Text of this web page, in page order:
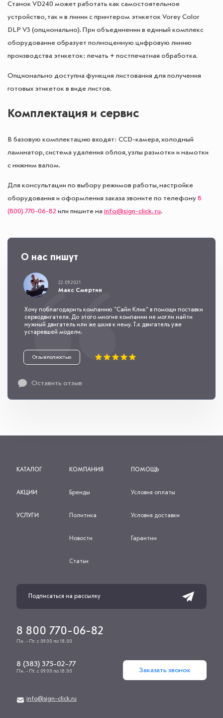
Станок VD240 может работать как самостоятельное
устройство, так и в линии с принтером этикеток Vorey Color
DLP V3 (опционально). При объединении в единый комплекс
оборудование образует полноценную цифровую линию
производства этикеток: печать + постпечатная обработка.
Опционально доступна функция листования для получения
готовых этикеток в виде листов.
Комплектация и сервис
В базовую комплектацию входят: CCD-камера, холодный
ламинатор, система удаления облоя, узлы размотки и намотки
с нижним валом.
Для консультации по выбору режимов работы, настройке
оборудования и оформления заказа звоните по телефону 8
(800) 770-06-82 или пишите на info@sign-click. ru.
О нас пишут
Оставить отзыв
22.09.2021
Макс Смертин
Хочу поблагодарить компанию "Сайн Клик" в помощи поставки
серводвигателя. До этого многие компании не могли найти
нужный двигатель или же шкив к нему. Т.к двигатель уже
устаревшей модели.
Отзыв полностью
КАТАЛОГ
АКЦИИ
УСЛУГИ
КОМПАНИЯ
Бренды
Политика
Новости
Статьи
ПОМОЩЬ
Условия оплаты
Условия доставки
Гарантии
8 800 770-06-82
Пн. - Пт. с 09.00 по 18.00
8 (383) 375-02-77
Пн. - Пт. с 09.00 по 18.00 Заказать звонок
info@sign-click.ru